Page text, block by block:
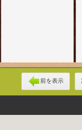
前を表示